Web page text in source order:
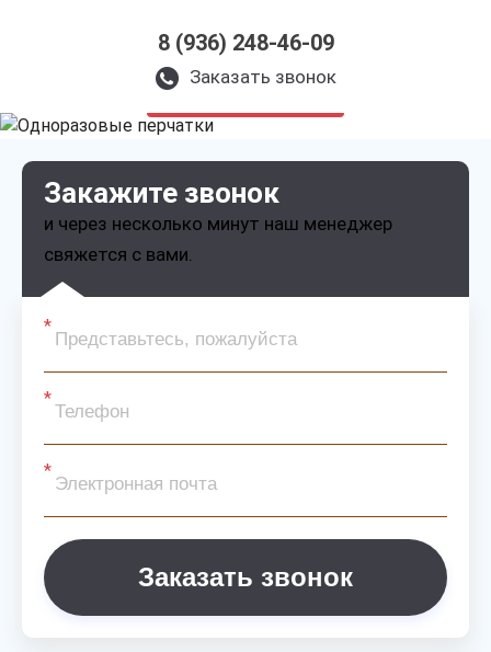
8 (936) 248-46-09
Заказать звонок
Одноразовые перчатки
в Калуге
Закажите звонок
и через несколько минут наш менеджер
свяжется с вами.
Заказать звонок